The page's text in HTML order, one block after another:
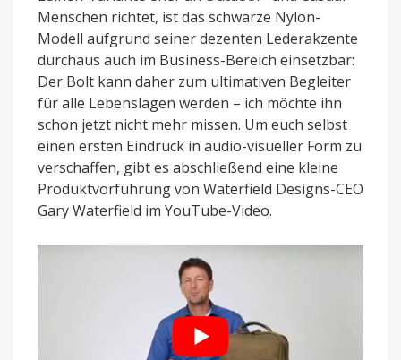
Menschen richtet, ist das schwarze Nylon-
Modell aufgrund seiner dezenten Lederakzente
durchaus auch im Business-Bereich einsetzbar:
Der Bolt kann daher zum ultimativen Begleiter
für alle Lebenslagen werden – ich möchte ihn
schon jetzt nicht mehr missen. Um euch selbst
einen ersten Eindruck in audio-visueller Form zu
verschaffen, gibt es abschließend eine kleine
Produktvorführung von Waterfield Designs-CEO
Gary Waterfield im YouTube-Video.